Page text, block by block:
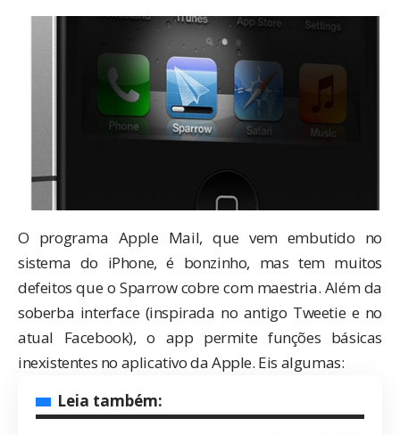
O programa Apple Mail, que vem embutido no
sistema do iPhone, é bonzinho, mas tem muitos
defeitos que o Sparrow cobre com maestria. Além da
soberba interface (inspirada no antigo Tweetie e no
atual Facebook), o app permite funções básicas
inexistentes no aplicativo da Apple. Eis algumas:
Leia também: